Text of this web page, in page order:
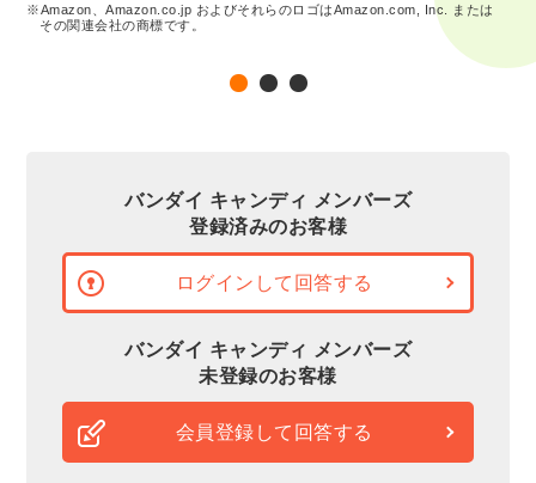
※Amazon、Amazon.co.jp およびそれらのロゴはAmazon.com, Inc. または
その関連会社の商標です。
バンダイ キャンディ メンバーズ
登録済みのお客様
ログインして回答する
バンダイ キャンディ メンバーズ
未登録のお客様
会員登録して回答する